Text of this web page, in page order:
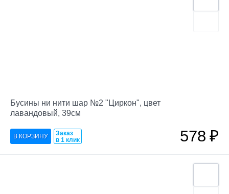
Бусины ни нити шар №2 "Циркон", цвет
лавандовый, 39см
Заказ
в 1 клик
578₽